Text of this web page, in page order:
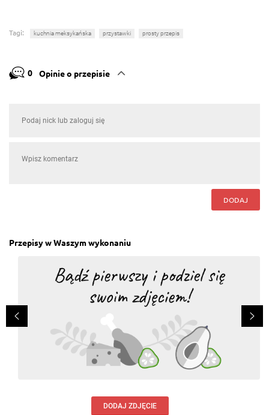
Tagi: kuchnia meksykańska przystawki prosty przepis
0 Opinie o przepisie
DODAJ
Przepisy w Waszym wykonaniu
DODAJ ZDJĘCIE